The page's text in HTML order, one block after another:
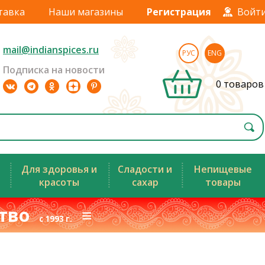
Наши магазины Регистрация
mail@indianspices.ru
Подписка на новости
РУС ENG
0 товаров
Для здоровья и
красоты
Сладости и
сахар
Непищевые
товары
с 1993 г.≡